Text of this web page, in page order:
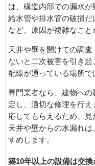
は、構造内部での漏水が
給水管や排水管の破損
など、原因が複雑なこと
天井や壁を開けての調
ないと二次被害を引き
配線が通っている場所で
専門業者なら、建物へ
定し、適切な修理を行
応してもらえるため、見
天井や壁からの水漏れ
すめします。
築10年以上の設備は交